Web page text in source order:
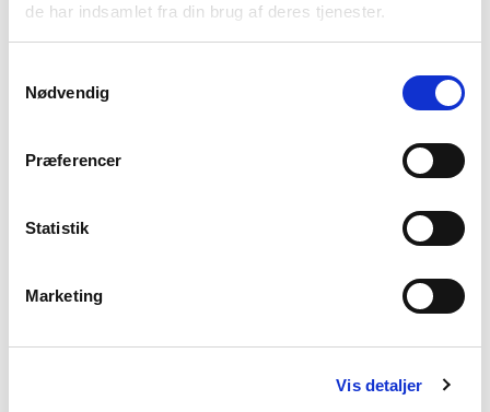
de har indsamlet fra din brug af deres tjenester.
Nødvendig
Præferencer
Statistik
Marketing
Vis detaljer
Cocoa Brown